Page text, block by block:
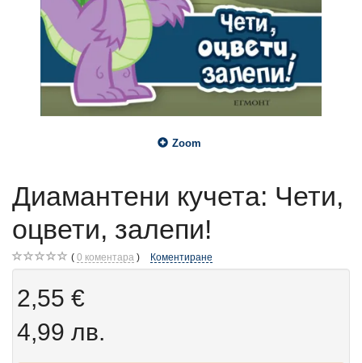
Zoom
Диамантени кучета: Чети,
оцвети, залепи!
0 коментара Коментиране
2,55 €
4,99 лв.